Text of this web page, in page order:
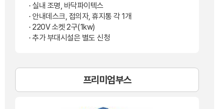
· 실내 조명, 바닥파이텍스
· 안내데스크, 접의자, 휴지통 각 1개
· 220V 소켓 2구(1kw)
· 추가 부대시설은 별도 신청
프리미엄부스